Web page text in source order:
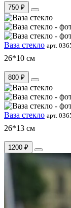
750 ₽
Ваза стекло арт.
26*10 см
800 ₽
Ваза стекло арт.
26*13 см
1200 ₽